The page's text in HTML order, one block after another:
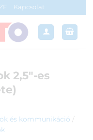
Kapcsolat
2,5″-es
és kommunikáció /